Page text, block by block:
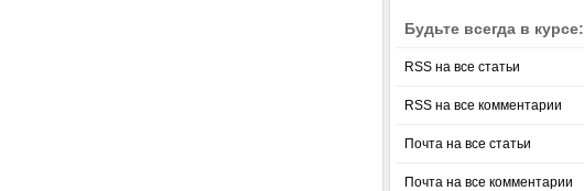
Будьте всегда в курсе:
RSS на все статьи
RSS на все комментарии
Почта на все статьи
Почта на все комментарии